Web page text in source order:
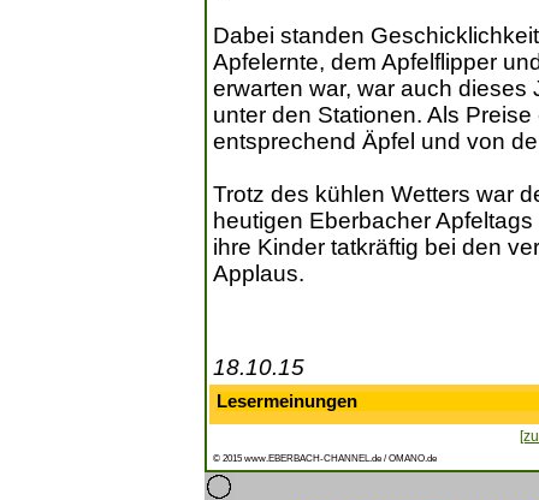
Dabei standen
Apfelernte, dem Apfelflipper
erwarten war, war auch
unter den Stationen. Als
entsprechend Äpfel und von
Trotz des kühlen Wetters war
heutigen Eberbacher
ihre Kinder tatkräftig bei den
Applaus.
18.10.15
Lesermeinungen
© 2015 www.EBERBACH-CHANNEL.de / OMANO.de